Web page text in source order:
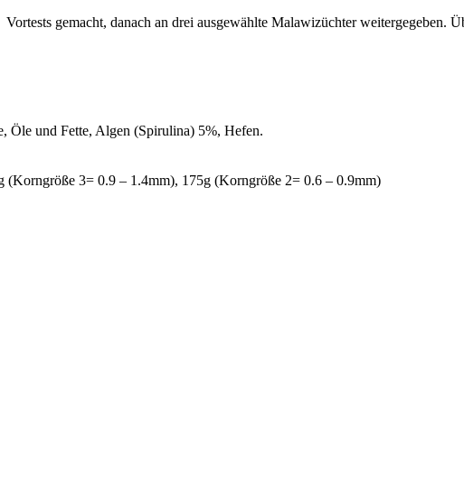
gemacht, danach an drei ausgewählte Malawizüchter weitergegeben.
Öle und Fette, Algen (Spirulina) 5%, Hefen.
(Korngröße 3= 0.9 – 1.4mm), 175g (Korngröße 2= 0.6 – 0.9mm)